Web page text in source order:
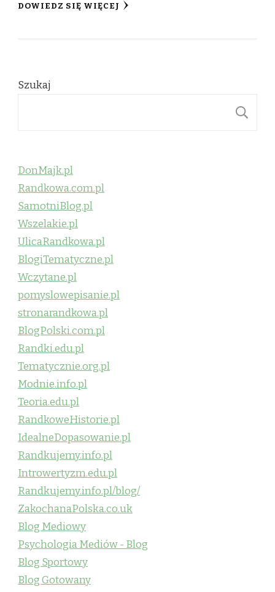
DOWIEDZ SIĘ WIĘCEJ
Szukaj
DonMajk.pl
Randkowa.com.pl
SamotniBlog.pl
Wszelakie.pl
UlicaRandkowa.pl
BlogiTematyczne.pl
Wczytane.pl
pomyslowepisanie.pl
stronarandkowa.pl
BlogPolski.com.pl
Randki.edu.pl
Tematycznie.org.pl
Modnie.info.pl
Teoria.edu.pl
RandkoweHistorie.pl
IdealneDopasowanie.pl
Randkujemy.info.pl
Introwertyzm.edu.pl
Randkujemy.info.pl/blog/
ZakochanaPolska.co.uk
Blog Mediowy
Psychologia Mediów - Blog
Blog Sportowy
Blog Gotowany